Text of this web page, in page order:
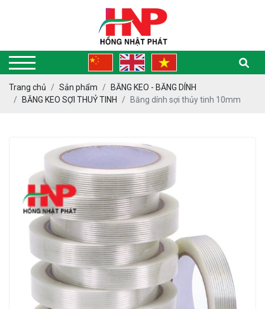
Trang chủ Sản phẩm
BĂNG KEO - BĂNG DÍNH
BĂNG KEO SỢI THUỶ TINH
Băng dính sợi thủy tinh 10mm